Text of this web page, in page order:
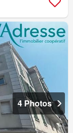
4 Photos